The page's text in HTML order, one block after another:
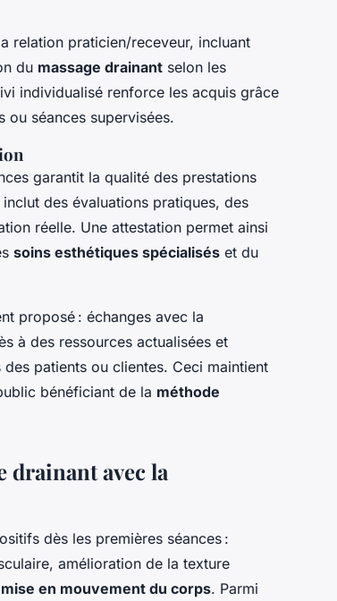
relation praticien/receveur, incluant
du massage drainant selon les
individualisé renforce les acquis grâce
ou séances supervisées.
garantit la qualité des prestations
des évaluations pratiques, des
réelle. Une attestation permet ainsi
soins esthétiques spécialisés et du
proposé : échanges avec la
à des ressources actualisées et
patients ou clientes. Ceci maintient
bénéficiant de la méthode
drainant avec la
dès les premières séances :
amélioration de la texture
en mouvement du corps. Parmi